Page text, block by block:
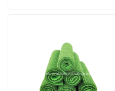
Тур по фабрике